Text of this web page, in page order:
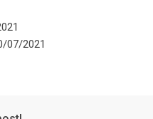
07/2021